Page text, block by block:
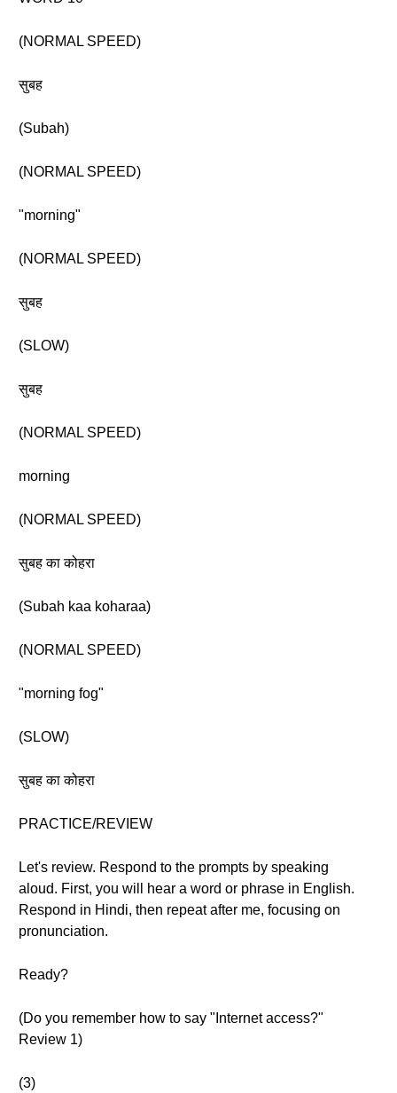
(NORMAL SPEED)
सुबह
(Subah)
(NORMAL SPEED)
"morning"
(NORMAL SPEED)
सुबह
(SLOW)
सुबह
(NORMAL SPEED)
morning
(NORMAL SPEED)
सुबह का कोहरा
(Subah kaa koharaa)
(NORMAL SPEED)
"morning fog"
(SLOW)
सुबह का कोहरा
PRACTICE/REVIEW
Let's review. Respond to the prompts by speaking
aloud. First, you will hear a word or phrase in English.
Respond in Hindi, then repeat after me, focusing on
pronunciation.
Ready?
(Do you remember how to say "Internet access?"
Review 1)
(3)